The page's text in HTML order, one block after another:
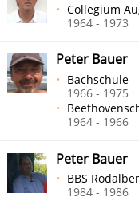
Collegium
1964 - 1973
Peter Bauer
Bachschule
1966 - 1975
1964 - 1966
Peter Bauer
BBS
1984 - 1986